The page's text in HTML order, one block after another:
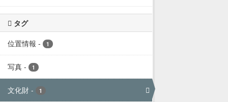
タグ
位置情報 - 1
写真 - 1
文化財 - 1